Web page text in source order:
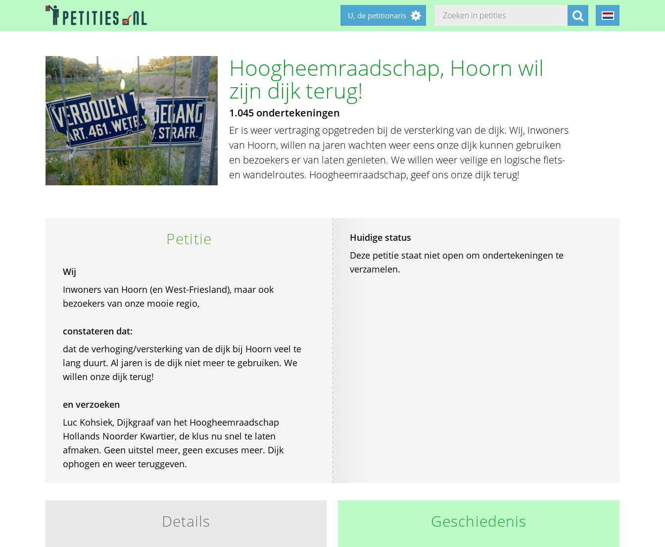
U, de petitionaris
Hoogheemraadschap, Hoorn wil
zijn dijk terug!
1.045 ondertekeningen
Er is weer vertraging opgetreden bij de versterking van de dijk. Wij, inwoners
van Hoorn, willen na jaren wachten weer eens onze dijk kunnen gebruiken
en bezoekers er van laten genieten. We willen weer veilige en logische fiets-
en wandelroutes. Hoogheemraadschap, geef ons onze dijk terug!
Petitie
Wij
Inwoners van Hoorn (en West-Friesland), maar ook
bezoekers van onze mooie regio,
constateren dat:
dat de verhoging/versterking van de dijk bij Hoorn veel te
lang duurt. Al jaren is de dijk niet meer te gebruiken. We
willen onze dijk terug!
en verzoeken
Luc Kohsiek, Dijkgraaf van het Hoogheemraadschap
Hollands Noorder Kwartier, de klus nu snel te laten
afmaken. Geen uitstel meer, geen excuses meer. Dijk
ophogen en weer teruggeven.
Huidige status
Deze petitie staat niet open om ondertekeningen te
verzamelen.
Details Geschiedenis